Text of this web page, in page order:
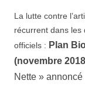
La lutte contre
récurrent dans les
officiels : Plan
(novembre
Nette »